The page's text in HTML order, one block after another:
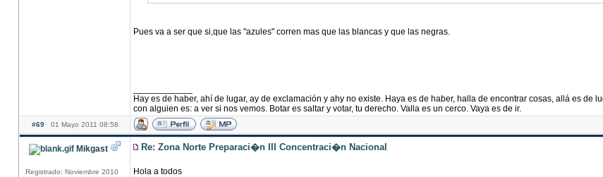
Pues va a ser que si,que las "azules" corren mas que las blancas y que las negras.
Hay es de haber, ahí de lugar, ay de exclamación y ahy no existe. Haya es de haber, halla de encontrar cosas, allá es
con alguien es: a ver si nos vemos. Botar es saltar y votar, tu derecho. Valla es un cerco. Vaya es de ir.
#69 01 Mayo 2011 08:58
Mikgast
Registrado: Noviembre 2010
Re: Zona Norte Preparaci�n III Concentraci�n Nacional
Hola a todos